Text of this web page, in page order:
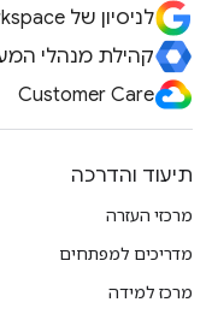
לניסיון של Google Workspace
קהילת מנהלי
Customer Care
תיעוד והדרכה
מרכזי העזרה
מדריכים למפתחים
מרכז למידה